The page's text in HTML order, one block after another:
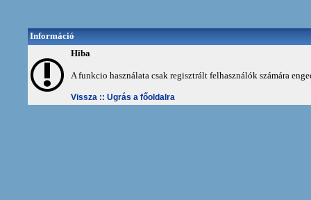
Információ
Hiba
A funkcio használata csak regisztrált felhasználók számára
Vissza :: Ugrás a főoldalra